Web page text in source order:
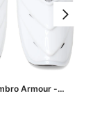
Armour -